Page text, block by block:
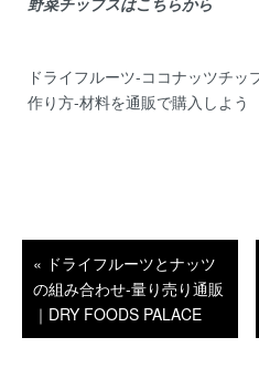
ドライフルーツ-ココナッツチ
作り方-材料を通販で購入しよう
« ドライフルーツとナッツ
の組み合わせ-量り売り通販
｜DRY FOODS PALACE